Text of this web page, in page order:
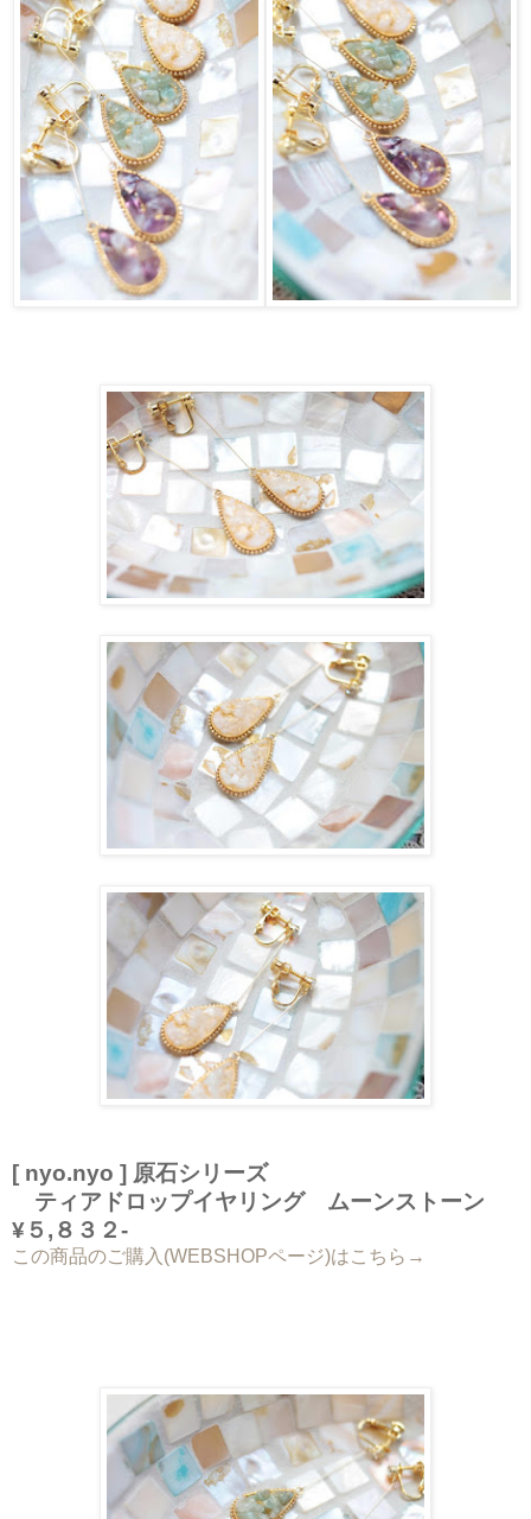
[ nyo.nyo ] 原石シリーズ
ティアドロップイヤリング ムーンストーン
¥５,８３２-
この商品のご購入(WEBSHOPページ)はこちら→